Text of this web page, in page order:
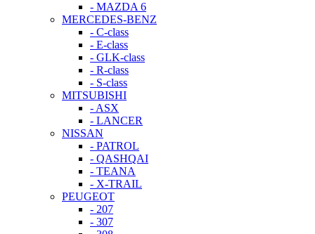
- MAZDA 6
MERCEDES-BENZ
- C-class
- E-class
- GLK-class
- R-class
- S-class
MITSUBISHI
- ASX
- LANCER
NISSAN
- PATROL
- QASHQAI
- TEANA
- X-TRAIL
PEUGEOT
- 207
- 307